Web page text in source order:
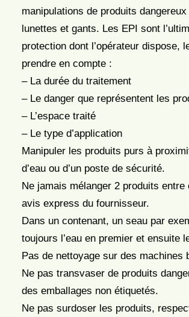
manipulations de produits
lunettes et gants. Les EPI sont
protection dont l’opérateur dispose,
prendre en compte :
– La durée du traitement
– Le danger que représentent les
– L’espace traité
– Le type d’application
Manipuler les produits purs à
d’eau ou d’un poste de sécurité.
Ne jamais mélanger 2 produits entre
avis express du fournisseur.
Dans un contenant, un seau par
toujours l’eau en premier et ensuite
Pas de nettoyage sur des machines
Ne pas transvaser de produits
des emballages non étiquetés.
Ne pas surdoser les produits,